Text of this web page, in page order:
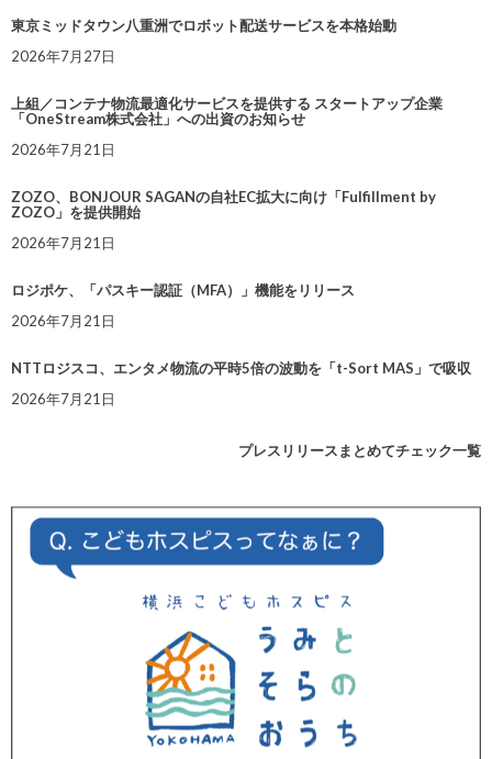
東京ミッドタウン八重洲でロボット配送サービスを本格始動
2026年7月27日
上組／コンテナ物流最適化サービスを提供する スタートアップ企業
「OneStream株式会社」への出資のお知らせ
2026年7月21日
ZOZO、BONJOUR SAGANの自社EC拡大に向け「Fulfillment by
ZOZO」を提供開始
2026年7月21日
ロジポケ、「パスキー認証（MFA）」機能をリリース
2026年7月21日
NTTロジスコ、エンタメ物流の平時5倍の波動を「t-Sort MAS」で吸収
2026年7月21日
プレスリリースまとめてチェック一覧